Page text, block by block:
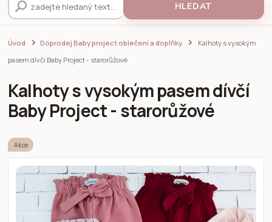
HLEDAT
Úvod Doprodej Baby project oblečení a doplňky
Kalhoty s vysokým
pasem dívčí Baby Project - starorůžové
Kalhoty s vysokým pasem dívčí
Baby Project - starorůžové
Akce